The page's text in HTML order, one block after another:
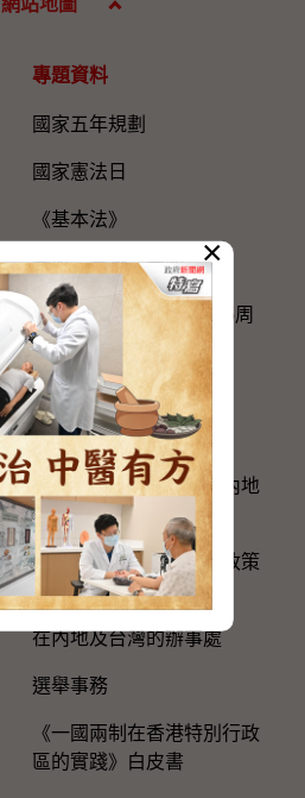
網站地圖
專題資料
國家五年規劃
國家憲法日
《基本法》
國旗、國徽、國歌
慶祝中國共產黨成立105周
年
粵港澳大灣區建設
與內地區域合作
香港特別行政區政府與內地
的官方聯繫
便利港人在內地發展的政策
措施
在內地及台灣的辦事處
選舉事務
《一國兩制在香港特別行政
區的實踐》白皮書
×